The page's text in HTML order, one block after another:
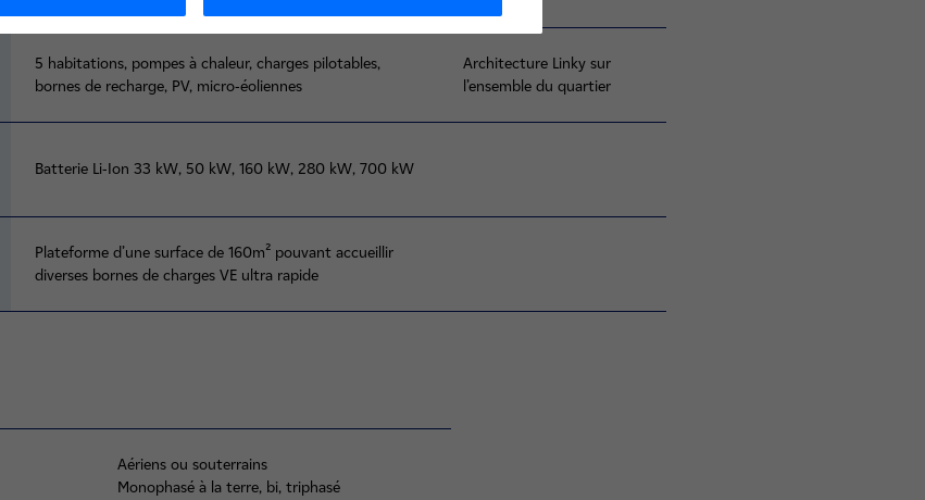
5 habitations, pompes à chaleur, charges pilotables,
bornes de recharge, PV, micro-éoliennes
Architecture Linky sur
l’ensemble du quartier
Batterie Li-Ion 33 kW, 50 kW, 160 kW, 280 kW, 700 kW
Plateforme d’une surface de 160m² pouvant accueillir
diverses bornes de charges VE ultra rapide
Aériens ou souterrains
Monophasé à la terre, bi, triphasé